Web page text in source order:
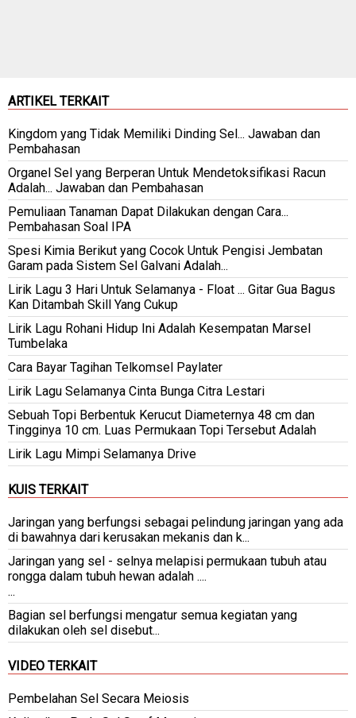
ARTIKEL TERKAIT
Kingdom yang Tidak Memiliki Dinding Sel... Jawaban dan
Pembahasan
Organel Sel yang Berperan Untuk Mendetoksifikasi Racun
Adalah... Jawaban dan Pembahasan
Pemuliaan Tanaman Dapat Dilakukan dengan Cara...
Pembahasan Soal IPA
Spesi Kimia Berikut yang Cocok Untuk Pengisi Jembatan
Garam pada Sistem Sel Galvani Adalah...
Lirik Lagu 3 Hari Untuk Selamanya - Float ... Gitar Gua Bagus
Kan Ditambah Skill Yang Cukup
Lirik Lagu Rohani Hidup Ini Adalah Kesempatan Marsel
Tumbelaka
Cara Bayar Tagihan Telkomsel Paylater
Lirik Lagu Selamanya Cinta Bunga Citra Lestari
Sebuah Topi Berbentuk Kerucut Diameternya 48 cm dan
Tingginya 10 cm. Luas Permukaan Topi Tersebut Adalah
Lirik Lagu Mimpi Selamanya Drive
KUIS TERKAIT
Jaringan yang berfungsi sebagai pelindung jaringan yang ada
di bawahnya dari kerusakan mekanis dan k...
Jaringan yang sel - selnya melapisi permukaan tubuh atau
rongga dalam tubuh hewan adalah ....
...
Bagian sel berfungsi mengatur semua kegiatan yang
dilakukan oleh sel disebut...
VIDEO TERKAIT
Pembelahan Sel Secara Meiosis